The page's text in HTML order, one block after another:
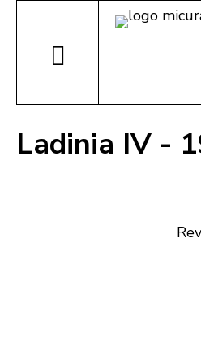
Ladinia IV -